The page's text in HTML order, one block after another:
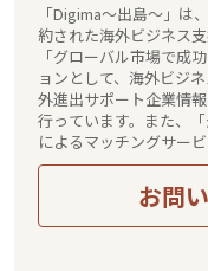
「Digima～出島～」は
約された海外ビジネス
「グローバル市場で成
ョンとして、海外ビジ
外進出サポート企業情
行っています。また、
によるマッチングサー
お問